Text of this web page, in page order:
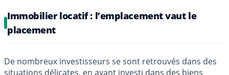
Immobilier locatif : l’emplacement vaut le
placement
De nombreux investisseurs se sont retrouvés dans des
situations délicates, en ayant investi dans des biens